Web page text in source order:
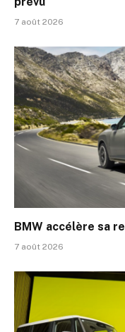
7 août 2026
BMW accélère sa
7 août 2026